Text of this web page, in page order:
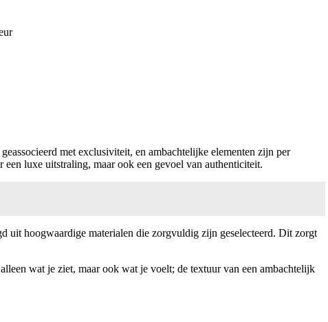
met exclusiviteit, en ambachtelijke elementen zijn per
luxe uitstraling, maar ook een gevoel van authenticiteit.
uit hoogwaardige materialen die zorgvuldig zijn geselecteerd. Dit zorgt
wat je ziet, maar ook wat je voelt; de textuur van een ambachtelijk